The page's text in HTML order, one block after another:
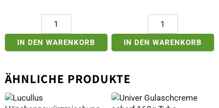
Chimax
Extra
Knoblauch-
Chili
Menge
IN DEN WARENKORB
Chimax
Starke
Chilisauce
Menge
IN DEN WARENKORB
ÄHNLICHE PRODUKTE